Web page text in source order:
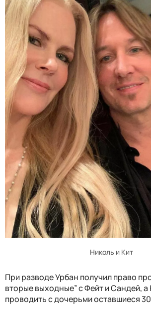
Николь и Кит
При разводе Урбан получил право
вторые выходные” с Фейт и Сандей,
проводить с дочерьми оставшиеся